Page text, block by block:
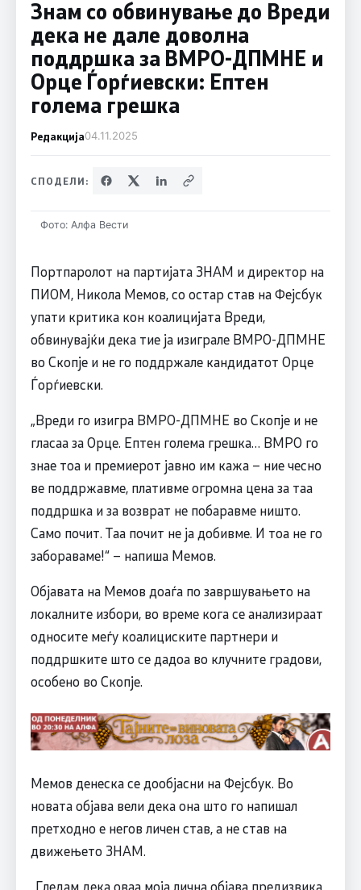
Знам со обвинување до Вреди
дека не дале доволна
поддршка за ВМРО-ДПМНЕ и
Орце Ѓорѓиевски: Ептен
голема грешка
Редакција04.11.2025
СПОДЕЛИ:
Фото: Алфа Вести
Портпаролот на партијата ЗНАМ и директор на
ПИОМ, Никола Мемов, со остар став на Фејсбук
упати критика кон коалицијата Вреди,
обвинувајќи дека тие ја изиграле ВМРО-ДПМНЕ
во Скопје и не го поддржале кандидатот Орце
Ѓорѓиевски.
„Вреди го изигра ВМРО-ДПМНЕ во Скопје и не
гласаа за Орце. Ептен голема грешка… ВМРО го
знае тоа и премиерот јавно им кажа – ние чесно
ве поддржавме, плативме огромна цена за таа
поддршка и за возврат не побаравме ништо.
Само почит. Таа почит не ја добивме. И тоа не го
забораваме!“ – напиша Мемов.
Објавата на Мемов доаѓа по завршувањето на
локалните избори, во време кога се анализираат
односите меѓу коалициските партнери и
поддршките што се дадоа во клучните градови,
особено во Скопје.
Мемов денеска се дообјасни на Фејсбук. Во
новата објава вели дека она што го напишал
претходно е негов личен став, а не став на
движењето ЗНАМ.
„Гледам дека оваа моја лична објава предизвика